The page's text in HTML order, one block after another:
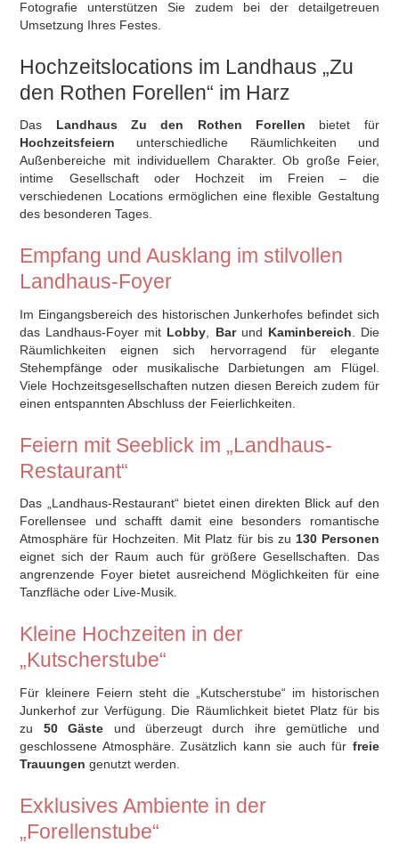
Fotografie unterstützen Sie zudem bei der detailgetreuen
Umsetzung Ihres Festes.
Hochzeitslocations im Landhaus „Zu
den Rothen Forellen“ im Harz
Das Landhaus Zu den Rothen Forellen bietet für
Hochzeitsfeiern unterschiedliche Räumlichkeiten und
Außenbereiche mit individuellem Charakter. Ob große Feier,
intime Gesellschaft oder Hochzeit im Freien – die
verschiedenen Locations ermöglichen eine flexible Gestaltung
des besonderen Tages.
Empfang und Ausklang im stilvollen
Landhaus-Foyer
Im Eingangsbereich des historischen Junkerhofes befindet sich
das Landhaus-Foyer mit Lobby Barund Kaminbereich . Die
Räumlichkeiten eignen sich hervorragend für elegante
Stehempfänge oder musikalische Darbietungen am Flügel.
Viele Hochzeitsgesellschaften nutzen diesen Bereich zudem für
einen entspannten Abschluss der Feierlichkeiten.
Feiern mit Seeblick im „Landhaus-
Restaurant“
Das „Landhaus-Restaurant“ bietet einen direkten Blick auf den
Forellensee und schafft damit eine besonders romantische
Atmosphäre für Hochzeiten. Mit Platz für bis zu 130 Personen
eignet sich der Raum auch für größere Gesellschaften. Das
angrenzende Foyer bietet ausreichend Möglichkeiten für eine
Tanzfläche oder Live-Musik.
Kleine Hochzeiten in der
„Kutscherstube“
Für kleinere Feiern steht die „Kutscherstube“ im historischen
Junkerhof zur Verfügung. Die Räumlichkeit bietet Platz für bis
zu 50 Gäste und überzeugt durch ihre gemütliche und
geschlossene Atmosphäre. Zusätzlich kann sie auch für freie
Trauungen genutzt werden.
Exklusives Ambiente in der
„Forellenstube“